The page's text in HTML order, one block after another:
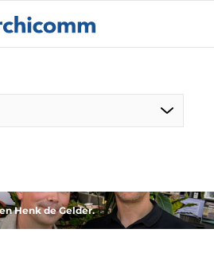
over architectuur,
Henk de Gelder.